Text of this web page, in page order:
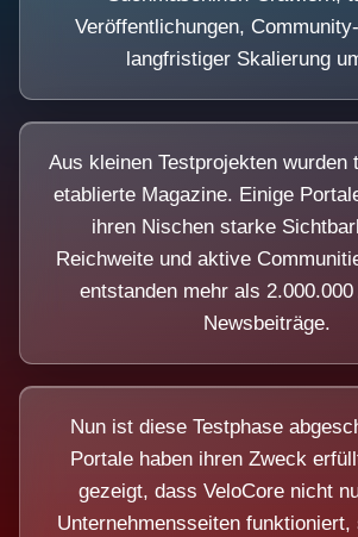
Veröffentlichungen,
langfristiger Skalierung
Aus kleinen Testprojekten wurden
etablierte Magazine. Einige
ihren Nischen starke
Reichweite und aktive
entstanden mehr als 2.000.000
Newsbeiträge.
Nun ist diese Testphase
Portale haben ihren Zweck
gezeigt, dass VeloCore nicht
Unternehmensseiten funktioniert,